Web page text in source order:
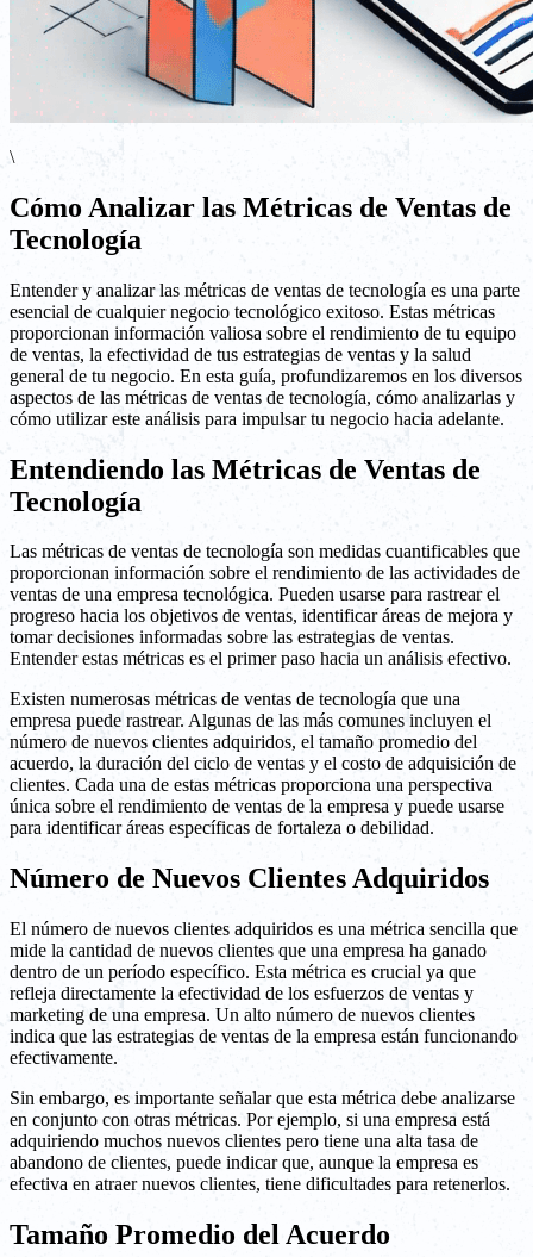
\
Cómo Analizar las Métricas de Ventas de
Tecnología
Entender y analizar las métricas de ventas de tecnología es una parte
esencial de cualquier negocio tecnológico exitoso. Estas métricas
proporcionan información valiosa sobre el rendimiento de tu equipo
de ventas, la efectividad de tus estrategias de ventas y la salud
general de tu negocio. En esta guía, profundizaremos en los diversos
aspectos de las métricas de ventas de tecnología, cómo analizarlas y
cómo utilizar este análisis para impulsar tu negocio hacia adelante.
Entendiendo las Métricas de Ventas de
Tecnología
Las métricas de ventas de tecnología son medidas cuantificables que
proporcionan información sobre el rendimiento de las actividades de
ventas de una empresa tecnológica. Pueden usarse para rastrear el
progreso hacia los objetivos de ventas, identificar áreas de mejora y
tomar decisiones informadas sobre las estrategias de ventas.
Entender estas métricas es el primer paso hacia un análisis efectivo.
Existen numerosas métricas de ventas de tecnología que una
empresa puede rastrear. Algunas de las más comunes incluyen el
número de nuevos clientes adquiridos, el tamaño promedio del
acuerdo, la duración del ciclo de ventas y el costo de adquisición de
clientes. Cada una de estas métricas proporciona una perspectiva
única sobre el rendimiento de ventas de la empresa y puede usarse
para identificar áreas específicas de fortaleza o debilidad.
Número de Nuevos Clientes Adquiridos
El número de nuevos clientes adquiridos es una métrica sencilla que
mide la cantidad de nuevos clientes que una empresa ha ganado
dentro de un período específico. Esta métrica es crucial ya que
refleja directamente la efectividad de los esfuerzos de ventas y
marketing de una empresa. Un alto número de nuevos clientes
indica que las estrategias de ventas de la empresa están funcionando
efectivamente.
Sin embargo, es importante señalar que esta métrica debe analizarse
en conjunto con otras métricas. Por ejemplo, si una empresa está
adquiriendo muchos nuevos clientes pero tiene una alta tasa de
abandono de clientes, puede indicar que, aunque la empresa es
efectiva en atraer nuevos clientes, tiene dificultades para retenerlos.
Tamaño Promedio del Acuerdo